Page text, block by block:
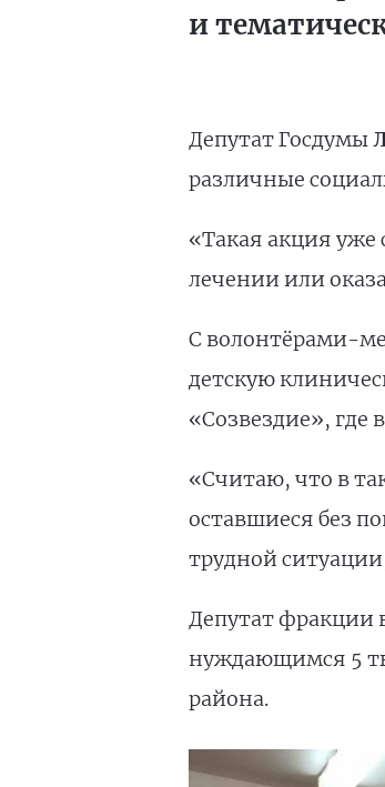
и
Депутат Госдумы
различные
«Такая акция
лечении или
С волонтёрами-
детскую
«Созвездие», где
«Считаю, что в
оставшиеся без
трудной
Депутат фракции
нуждающимся 5
района.